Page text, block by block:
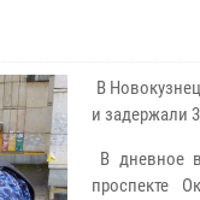
В
и задержали
В дневное
проспекте